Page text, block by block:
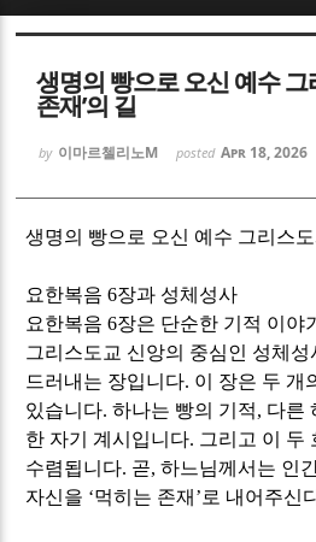
생명의 빵으로 오신 예수 그
존재’의 길
by 이마르첼리노M posted Apr 18, 2026
생명의 빵으로 오신 예수 그리스
요한복음6장과 성체성사
요한복음6장은 단순한 기적 이야
그리스도교 신앙의 중심인 성체성
드러내는 장입니다. 이 장은 두 개
있습니다.하나는 빵의 기적, 다른
한 자기 계시입니다. 그리고 이 두
수렴됩니다. 곧,하느님께서는 인
자신을 ‘먹히는 존재 ’로 내어주신
Sketchbook5, 스
Sketchbook5, 스
Sketchbook5, 스
Sketchbook5, 스